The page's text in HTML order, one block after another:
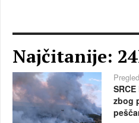
Najčitanije:
zbog